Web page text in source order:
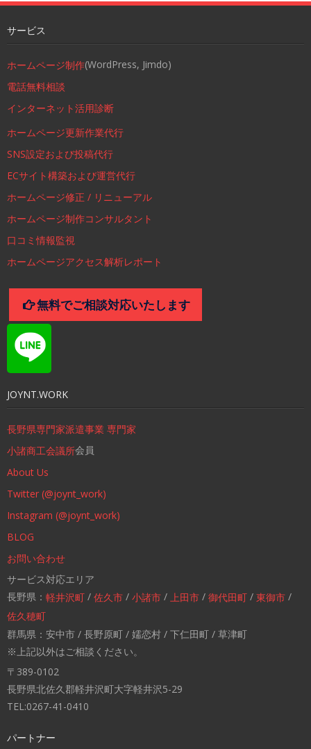
サービス
ホームページ制作(WordPress, Jimdo)
電話無料相談
インターネット活用診断
ホームページ更新作業代行
SNS設定および投稿代行
ECサイト構築および運営代行
ホームページ修正 / リニューアル
ホームページ制作コンサルタント
口コミ情報監視
ホームページアクセス解析レポート
無料でご相談対応いたします
JOYNT.WORK
長野県専門家派遣事業 専門家
小諸商工会議所会員
About Us
Twitter (@joynt_work)
Instagram (@joynt_work)
BLOG
お問い合わせ
サービス対応エリア
長野県： 軽井沢町 / 佐久市 / 小諸市 / 上田市 / 御代田町 / 東御市 /
佐久穂町
群馬県：安中市 / 長野原町 / 嬬恋村 / 下仁田町 / 草津町
※上記以外はご相談ください。
〒389-0102
長野県北佐久郡軽井沢町大字軽井沢5-29
TEL:0267-41-0410
パートナー